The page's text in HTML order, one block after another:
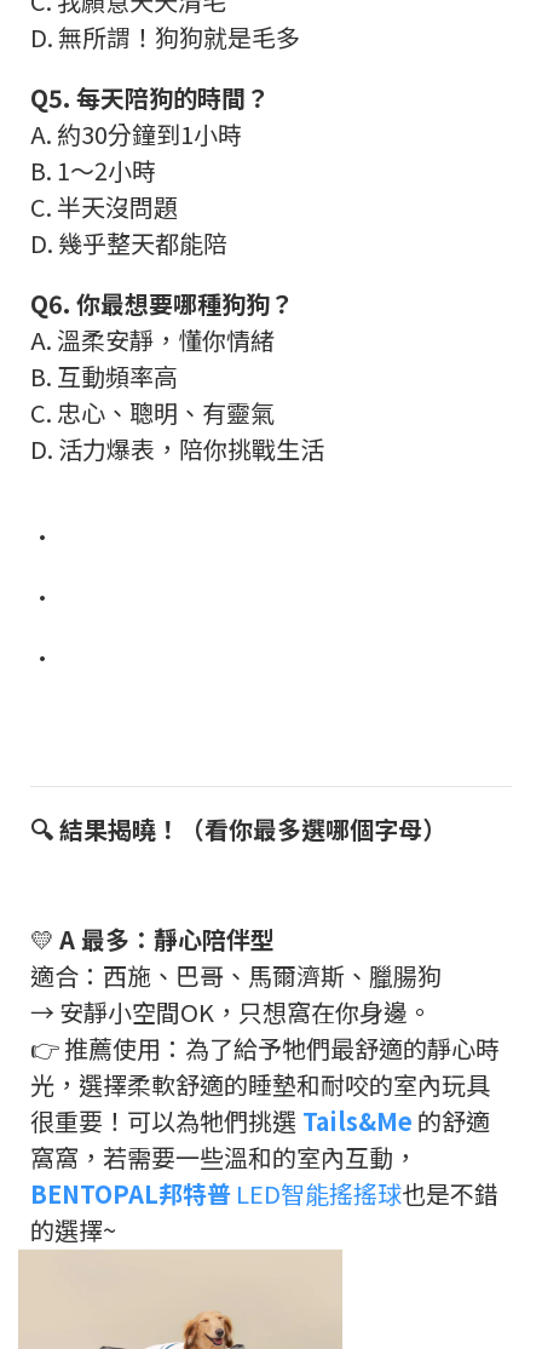
D. 無所謂！狗狗就是毛多
Q5. 每天陪狗的時間？
A. 約30分鐘到1小時
B. 1～2小時
C. 半天沒問題
D. 幾乎整天都能陪
Q6. 你最想要哪種狗狗？
A. 溫柔安靜，懂你情緒
B. 互動頻率高
C. 忠心、聰明、有靈氣
D. 活力爆表，陪你挑戰生活
•
•
•
🔍結果揭曉！（看你最多選哪個字母）
💛 A 最多：靜心陪伴型
適合：西施、巴哥、馬爾濟斯、臘腸狗
→ 安靜小空間OK ，只想窩在你身邊。
👉推薦使用：為了給予牠們最舒適的靜心時
光，選擇柔軟舒適的睡墊和耐咬的室內玩具
很重要！可以為牠們挑選 Tails&Me 的舒適
窩窩，若需要一些溫和的室內互動，
BENTOPAL邦特普 LED智能搖搖球也是不錯
的選擇~